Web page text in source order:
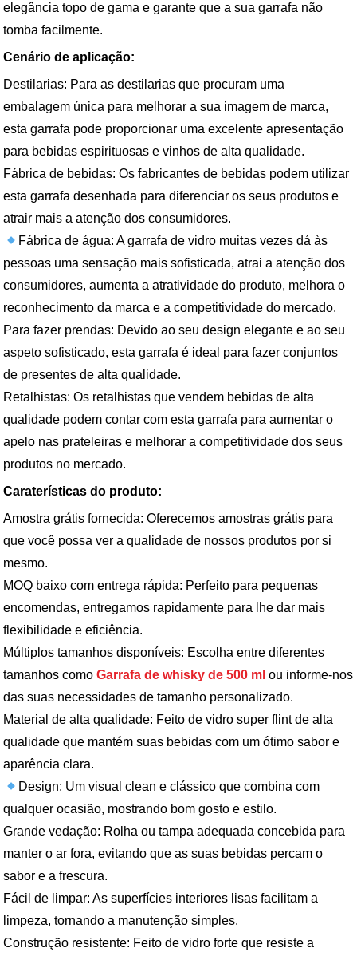
elegância topo de gama e garante que a sua garrafa não
tomba facilmente.
Cenário de aplicação:
Destilarias: Para as destilarias que procuram uma
embalagem única para melhorar a sua imagem de marca,
esta garrafa pode proporcionar uma excelente apresentação
para bebidas espirituosas e vinhos de alta qualidade.
Fábrica de bebidas: Os fabricantes de bebidas podem utilizar
esta garrafa desenhada para diferenciar os seus produtos e
atrair mais a atenção dos consumidores.
Fábrica de água: A garrafa de vidro muitas vezes dá às
pessoas uma sensação mais sofisticada, atrai a atenção dos
consumidores, aumenta a atratividade do produto, melhora o
reconhecimento da marca e a competitividade do mercado.
Para fazer prendas: Devido ao seu design elegante e ao seu
aspeto sofisticado, esta garrafa é ideal para fazer conjuntos
de presentes de alta qualidade.
Retalhistas: Os retalhistas que vendem bebidas de alta
qualidade podem contar com esta garrafa para aumentar o
apelo nas prateleiras e melhorar a competitividade dos seus
produtos no mercado.
Caraterísticas do produto:
Amostra grátis fornecida: Oferecemos amostras grátis para
que você possa ver a qualidade de nossos produtos por si
mesmo.
MOQ baixo com entrega rápida: Perfeito para pequenas
encomendas, entregamos rapidamente para lhe dar mais
flexibilidade e eficiência.
Múltiplos tamanhos disponíveis: Escolha entre diferentes
tamanhos como Garrafa de whisky de 500 ml ou informe-nos
das suas necessidades de tamanho personalizado.
Material de alta qualidade: Feito de vidro super flint de alta
qualidade que mantém suas bebidas com um ótimo sabor e
aparência clara.
Design: Um visual clean e clássico que combina com
qualquer ocasião, mostrando bom gosto e estilo.
Grande vedação: Rolha ou tampa adequada concebida para
manter o ar fora, evitando que as suas bebidas percam o
sabor e a frescura.
Fácil de limpar: As superfícies interiores lisas facilitam a
limpeza, tornando a manutenção simples.
Construção resistente: Feito de vidro forte que resiste a